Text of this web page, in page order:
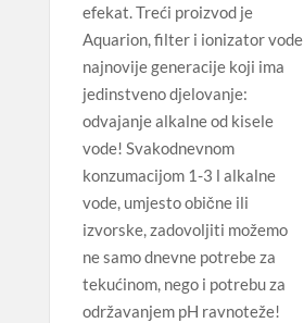
efekat. Treći proizvod je
Aquarion, filter i ionizator vode
najnovije generacije koji ima
jedinstveno djelovanje:
odvajanje alkalne od kisele
vode! Svakodnevnom
konzumacijom 1-3 l alkalne
vode, umjesto obične ili
izvorske, zadovoljiti možemo
ne samo dnevne potrebe za
tekućinom, nego i potrebu za
održavanjem pH ravnoteže!